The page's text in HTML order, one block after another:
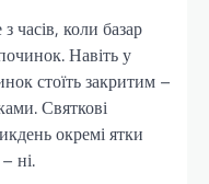
часів, коли базар
Навіть у
стоїть закритим –
Святкові
окремі ятки
ні.